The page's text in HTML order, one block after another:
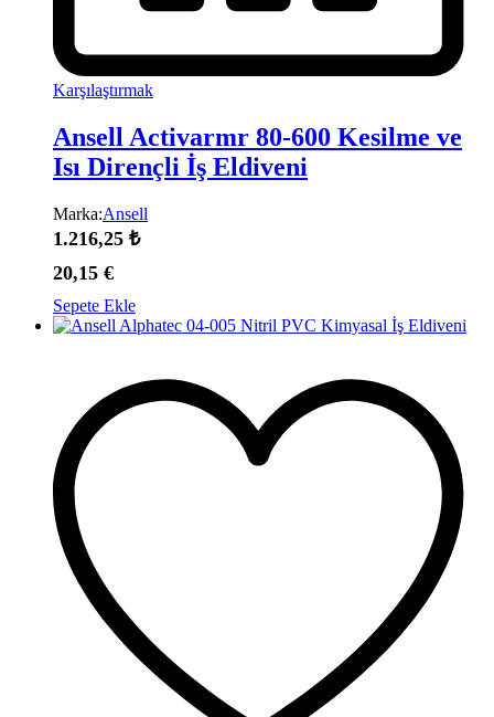
Karşılaştırmak
Ansell Activarmr 80-600 Kesilme ve
Isı Dirençli İş Eldiveni
Marka:Ansell
1.216,25 ₺
20,15 €
Sepete Ekle